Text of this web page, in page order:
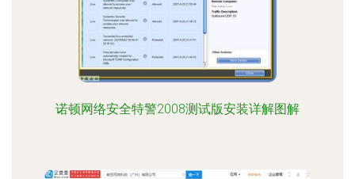
诺顿网络安全特警2008测试版安装详解图解